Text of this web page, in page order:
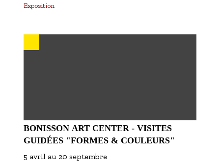
Exposition
BONISSON ART CENTER - VISITES
GUIDÉES "FORMES & COULEURS"
5 avril au 20 septembre